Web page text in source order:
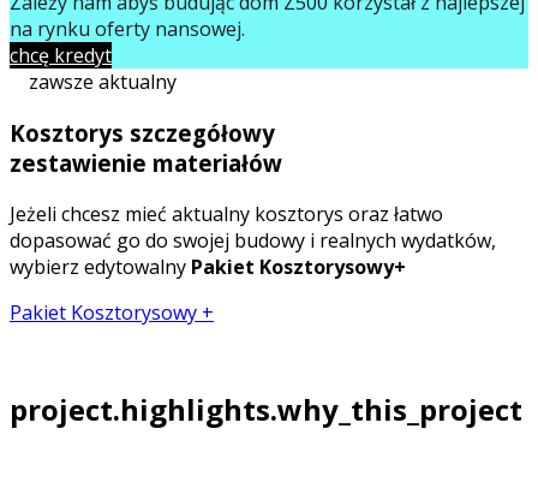
na rynku oferty finansowej.
chcę kredyt
zawsze aktualny
Kosztorys szczegółowy
zestawienie materiałów
Jeżeli chcesz mieć aktualny kosztorys oraz łatwo
dopasować go do swojej budowy i realnych wydatków,
wybierz edytowalny Pakiet Kosztorysowy+
Pakiet Kosztorysowy +
project.highlights.why_this_project